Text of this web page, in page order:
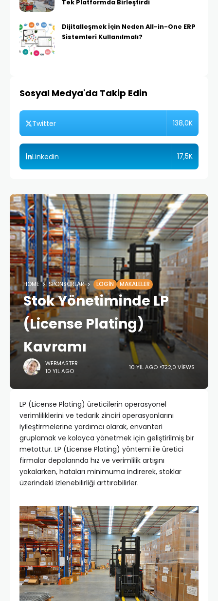
Tek Platformda Birleştirdi
Dijitalleşmek İçin Neden All-in-One ERP
Sistemleri Kullanılmalı?
Sosyal Medya'da Takip Edin
Twitter 138,0K
Linkedin 17,5K
HOME SPONSORLAR LOGIN MAKALELER
Stok Yönetiminde LP
(License Plating)
Kavramı
WEBMASTER
10 YIL AGO
10 YIL AGO 722,0 VIEWS
LP (License Plating) üreticilerin operasyonel
verimliliklerini ve tedarik zinciri operasyonlarını
iyileştirmelerine yardımcı olarak, envanteri
gruplamak ve kolayca yönetmek için geliştirilmiş bir
metottur. LP (License Plating) yöntemi ile üretici
firmalar depolarında hız ve verimlilik artışını
yakalarken, hataları minimuma indirerek, stoklar
üzerindeki izlenebilirliği arttırabilirler.